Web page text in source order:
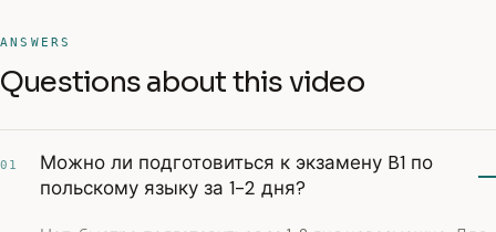
ANSWERS
Questions about this video
01
Можно ли подготовиться к экзамену B1 по
польскому языку за 1-2 дня?